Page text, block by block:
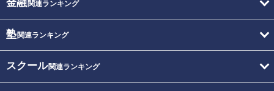
金融関連ランキング
塾関連ランキング
スクール関連ランキング